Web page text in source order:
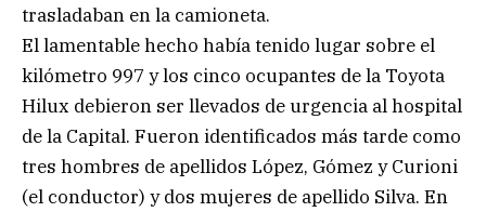
trasladaban en la camioneta.
El lamentable hecho había tenido lugar sobre el
kilómetro 997 y los cinco ocupantes de la Toyota
Hilux debieron ser llevados de urgencia al hospital
de la Capital. Fueron identificados más tarde como
tres hombres de apellidos López, Gómez y Curioni
(el conductor) y dos mujeres de apellido Silva. En